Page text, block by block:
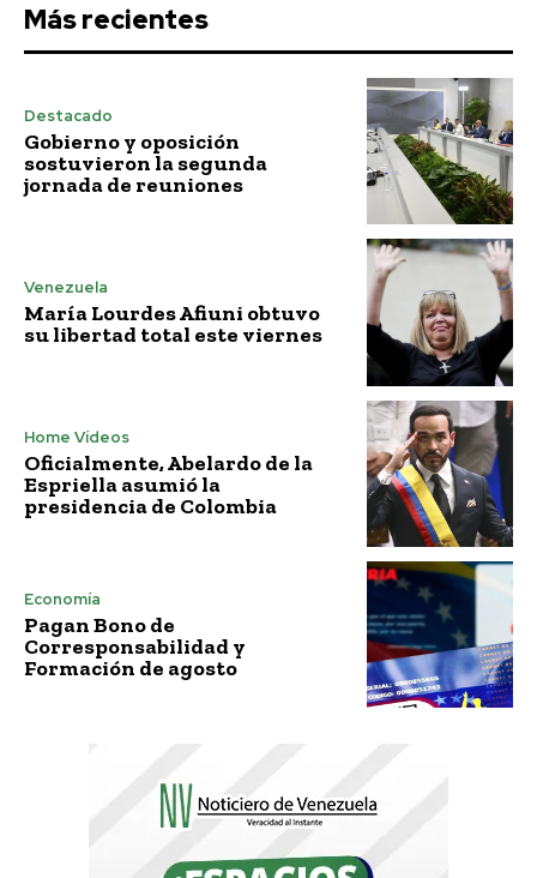
Más recientes
Destacado
Gobierno y oposición
sostuvieron la segunda
jornada de reuniones
Venezuela
María Lourdes Afiuni obtuvo
su libertad total este viernes
Home Vídeos
Oficialmente, Abelardo de la
Espriella asumió la
presidencia de Colombia
Economía
Pagan Bono de
Corresponsabilidad y
Formación de agosto